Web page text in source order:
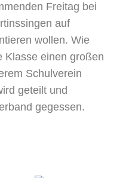
Freitag bei
auf
wollen. Wie
Klasse einen großen
Schulverein
geteilt und
gegessen.